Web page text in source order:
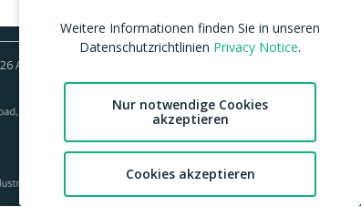
Social Ltd | Trademarks Licensing IP
Weitere Informationen finden Sie in unseren
Datenschutzrichtlinien Privacy Notice.
Nur notwendige Cookies
akzeptieren
Cookies akzeptieren